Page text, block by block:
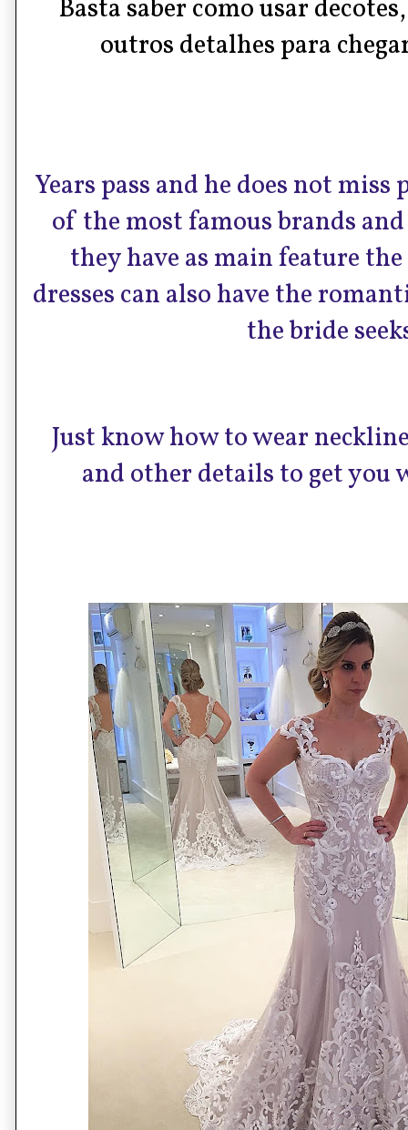
Basta saber como usar
outros detalhes para
Years pass and he does not
of the most famous brands
they have as main feature
dresses can also have the
the bride
Just know how to wear
and other details to get you